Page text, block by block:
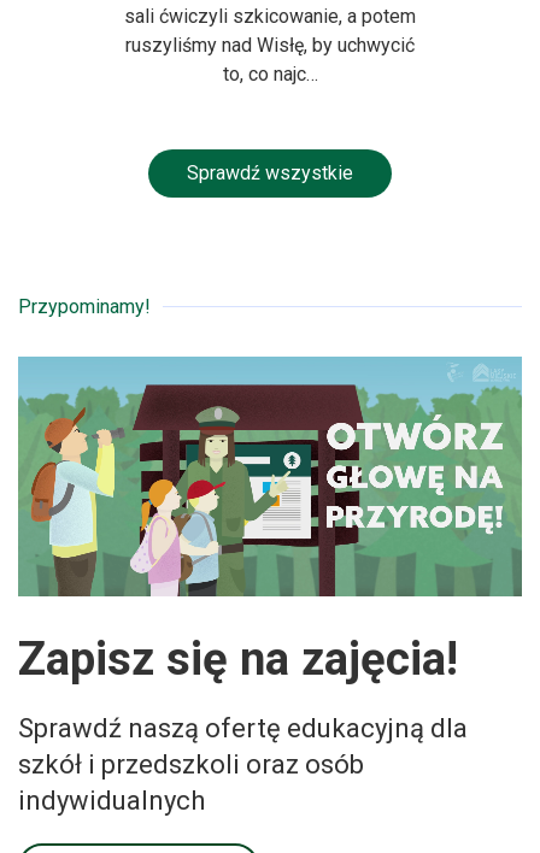
sali ćwiczyli szkicowanie, a potem
ruszyliśmy nad Wisłę, by uchwycić
to, co najc…
Sprawdź wszystkie
Przypominamy!
Zapisz się na zajęcia!
Sprawdź naszą ofertę edukacyjną dla
szkół i przedszkoli oraz osób
indywidualnych